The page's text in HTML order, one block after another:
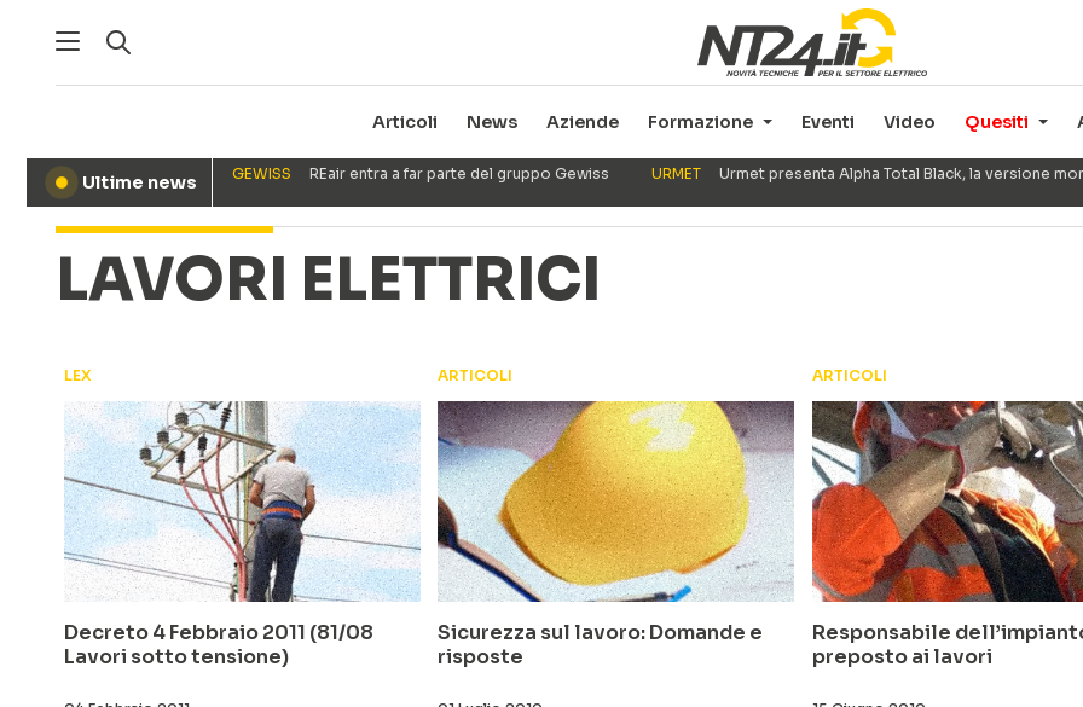
Articoli News Aziende Formazione Eventi Video Quesiti
● Ultime news GEWISS REair entra a far parte del gruppo Gewiss URMET Urmet presenta Alpha Total Black, la versione
LAVORI ELETTRICI
LEX
Decreto 4 Febbraio 2011 (81/08
Lavori sotto tensione)
ARTICOLI
Sicurezza sul lavoro: Domande e
risposte
ARTICOLI
Responsabile
preposto ai lavori